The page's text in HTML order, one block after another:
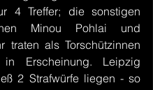
4 Treffer; die sonstigen
Minou Pohlai und
traten als Torschützinnen
Erscheinung. Leipzig
2 Strafwürfe liegen - so